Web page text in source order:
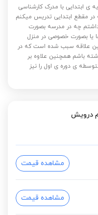
ی ابتدایی با مدرک کارشناسی
19 سال است که در مقطع ابتدایی تدریس میکنم
چه در مدرسه بصورت
یا بصورت خصوصی در منزل
علاقه سبب شده است که در
باشم همچنین علاوه بر
ی دوره ی اول را نیز
درویش
مشاهده قیمت
مشاهده قیمت